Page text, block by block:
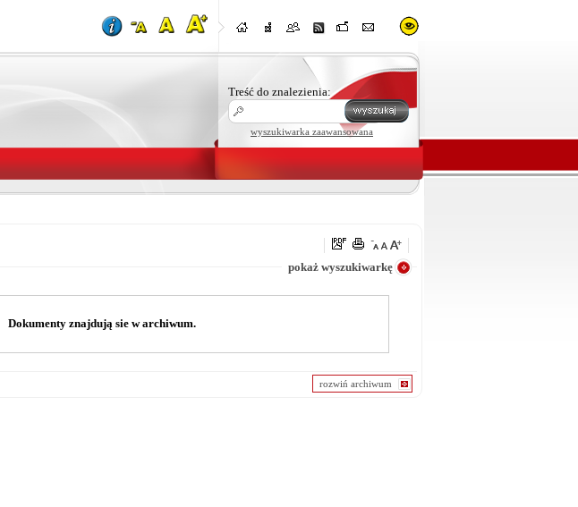
Treść do znalezienia:
wyszukiwarka zaawansowana
pokaż wyszukiwarkę
Dokumenty znajdują sie w archiwum.
rozwiń archiwum